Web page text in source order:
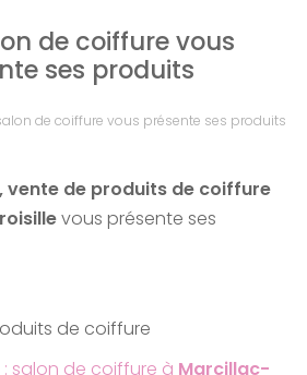
de coiffure vous
ses produits
de coiffure vous présente ses produits
vente de produits de coiffure
vous présente ses
de coiffure
: salon de coiffure à Marcillac-